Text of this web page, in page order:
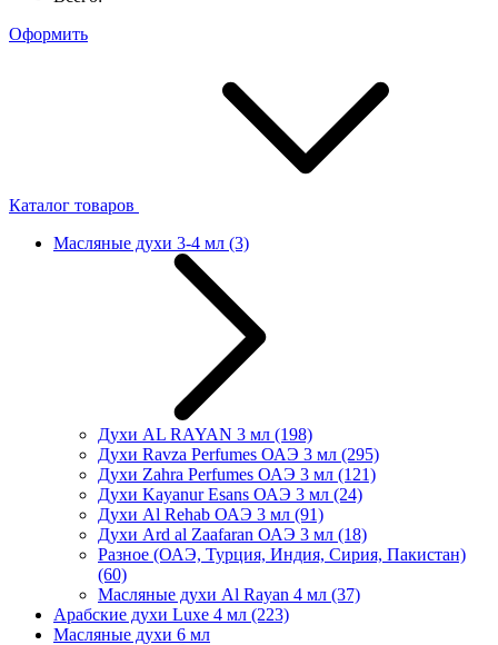
Оформить
Каталог товаров
Масляные духи 3-4 мл (3)
Духи AL RAYAN 3 мл (198)
Духи Ravza Perfumes ОАЭ 3 мл (295)
Духи Zahra Perfumes ОАЭ 3 мл (121)
Духи Kayanur Esans ОАЭ 3 мл (24)
Духи Al Rehab ОАЭ 3 мл (91)
Духи Ard al Zaafaran ОАЭ 3 мл (18)
Разное (ОАЭ, Турция, Индия, Сирия, Пакистан)
(60)
Масляные духи Al Rayan 4 мл (37)
Арабские духи Luxe 4 мл (223)
Масляные духи 6 мл